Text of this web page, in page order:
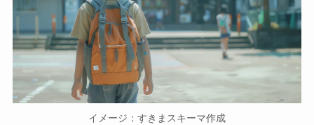
イメージ：すきまスキーマ作成